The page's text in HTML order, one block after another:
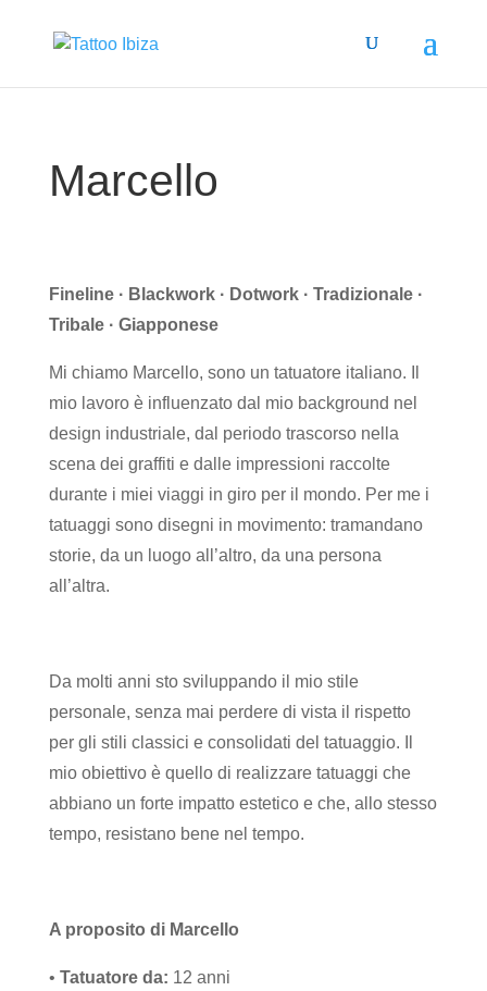
Marcello
Fineline · Blackwork · Dotwork · Tradizionale ·
Tribale · Giapponese
Mi chiamo Marcello, sono un tatuatore italiano. Il
mio lavoro è influenzato dal mio background nel
design industriale, dal periodo trascorso nella
scena dei graffiti e dalle impressioni raccolte
durante i miei viaggi in giro per il mondo. Per me i
tatuaggi sono disegni in movimento: tramandano
storie, da un luogo all’altro, da una persona
all’altra.
Da molti anni sto sviluppando il mio stile
personale, senza mai perdere di vista il rispetto
per gli stili classici e consolidati del tatuaggio. Il
mio obiettivo è quello di realizzare tatuaggi che
abbiano un forte impatto estetico e che, allo stesso
tempo, resistano bene nel tempo.
A proposito di Marcello
• Tatuatore da: 12 anni